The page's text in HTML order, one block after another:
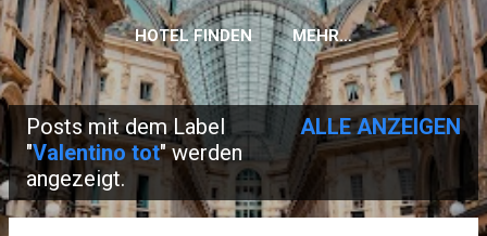
HOTEL FINDEN MEHR…
P
o
s
Posts mit dem Label
"Valentino tot" werden
angezeigt.
ALLE ANZEIGEN